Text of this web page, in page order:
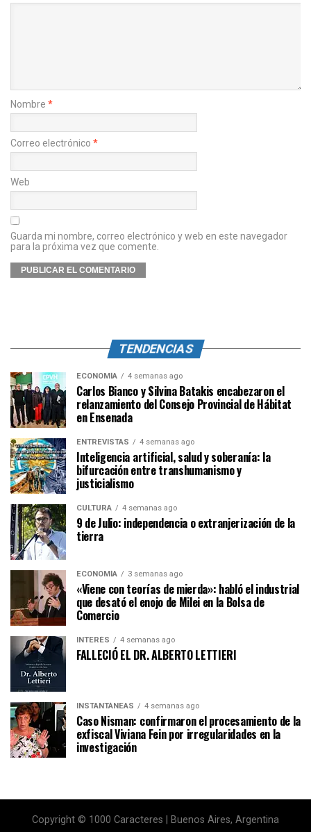
Nombre *
Correo electrónico *
Web
Guarda mi nombre, correo electrónico y web en este navegador
para la próxima vez que comente.
TENDENCIAS
ECONOMÍA 4 semanas ago
Carlos Bianco y Silvina Batakis encabezaron el
relanzamiento del Consejo Provincial de Hábitat
en Ensenada
ENTREVISTAS 4 semanas ago
Inteligencia artificial, salud y soberanía: la
bifurcación entre transhumanismo y
justicialismo
CULTURA 4 semanas ago
9 de Julio: independencia o extranjerización de la
tierra
ECONOMÍA 3 semanas ago
«Viene con teorías de mierda»: habló el industrial
que desató el enojo de Milei en la Bolsa de
Comercio
INTERÉS 4 semanas ago
FALLECIÓ EL DR. ALBERTO LETTIERI
INSTANTÁNEAS 4 semanas ago
Caso Nisman: confirmaron el procesamiento de la
exfiscal Viviana Fein por irregularidades en la
investigación
Copyright © 1000 Caracteres | Buenos Aires, Argentina